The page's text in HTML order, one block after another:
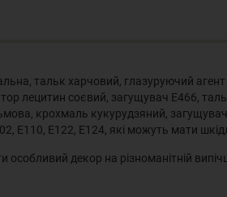
тальк харчовий, глазуруючий
лецитин соєвий, загущувач Е466,
крохмаль кукурудзяний,
Е110, Е122, Е124, які можуть мати
особливий декор на різноманітній